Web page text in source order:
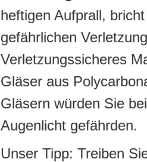
heftigen Aufprall,
gefährlichen
Verletzungssicheres
Gläser aus
Gläsern würden Sie
Augenlicht gefährden.
Unser Tipp: Treiben